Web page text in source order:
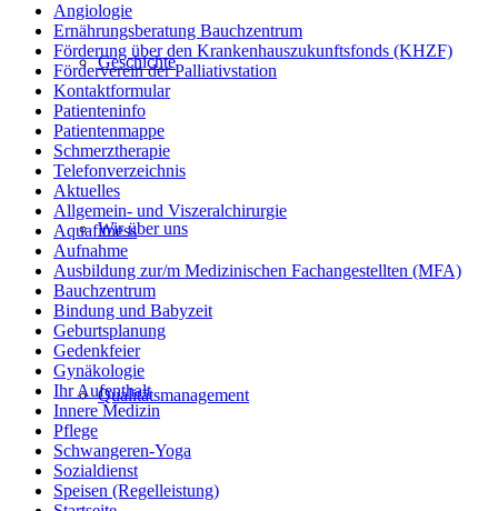
Geschichte
Wir über uns
Qualitätsmanagement
Angiologie
Ernährungsberatung Bauchzentrum
Förderung über den Krankenhauszukunftsfonds (KHZF)
Förderverein der Palliativstation
Kontaktformular
Patienteninfo
Patientenmappe
Schmerztherapie
Telefonverzeichnis
Aktuelles
Allgemein- und Viszeralchirurgie
Aquafitness
Aufnahme
Ausbildung zur/m Medizinischen Fachangestellten (MFA)
Bauchzentrum
Bindung und Babyzeit
Geburtsplanung
Gedenkfeier
Gynäkologie
Ihr Aufenthalt
Innere Medizin
Pflege
Schwangeren-Yoga
Sozialdienst
Speisen (Regelleistung)